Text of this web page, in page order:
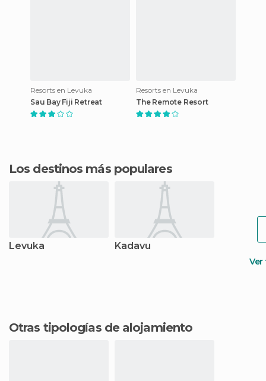
Resorts en Levuka
Sau Bay Fiji Retreat
Resorts en Levuka
The Remote Resort
Los destinos más populares
Levuka Kadavu
Otras tipologías de alojamiento